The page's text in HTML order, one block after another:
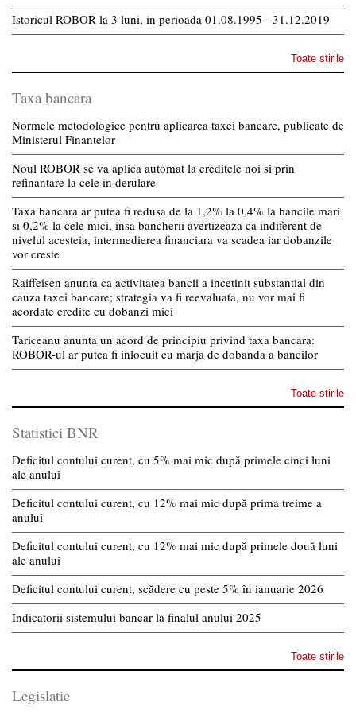
Istoricul ROBOR la 3 luni, in perioada 01.08.1995 - 31.12.2019
Toate stirile
Taxa bancara
Normele metodologice pentru aplicarea taxei bancare, publicate de
Ministerul Finantelor
Noul ROBOR se va aplica automat la creditele noi si prin
refinantare la cele in derulare
Taxa bancara ar putea fi redusa de la 1,2% la 0,4% la bancile mari
si 0,2% la cele mici, insa bancherii avertizeaza ca indiferent de
nivelul acesteia, intermedierea financiara va scadea iar dobanzile
vor creste
Raiffeisen anunta ca activitatea bancii a incetinit substantial din
cauza taxei bancare; strategia va fi reevaluata, nu vor mai fi
acordate credite cu dobanzi mici
Tariceanu anunta un acord de principiu privind taxa bancara:
ROBOR-ul ar putea fi inlocuit cu marja de dobanda a bancilor
Toate stirile
Statistici BNR
Deficitul contului curent, cu 5% mai mic după primele cinci luni
ale anului
Deficitul contului curent, cu 12% mai mic după prima treime a
anului
Deficitul contului curent, cu 12% mai mic după primele două luni
ale anului
Deficitul contului curent, scădere cu peste 5% în ianuarie 2026
Indicatorii sistemului bancar la finalul anului 2025
Toate stirile
Legislatie